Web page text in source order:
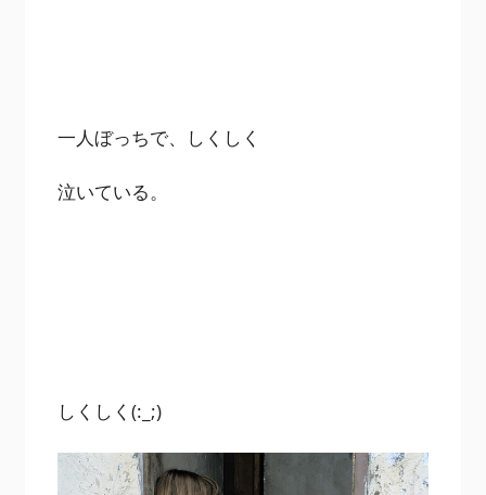
一人ぼっちで、しくしく
泣いている。
しくしく(:_;)